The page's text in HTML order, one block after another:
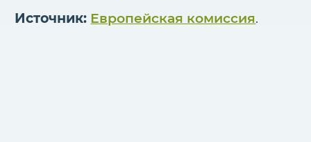
Источник: Европейская комиссия.